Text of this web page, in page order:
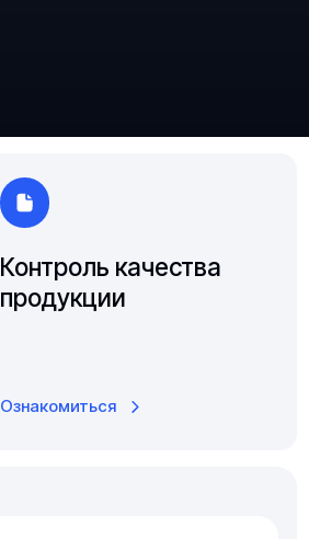
Ярославль
Контроль качества
продукции
Ознакомиться